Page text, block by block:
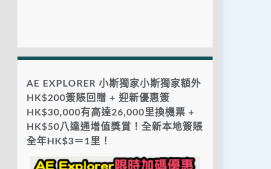
AE EXPLORER 小斯獨家小斯獨家額外
HK$200簽賬回贈 + 迎新優惠簽
HK$30,000有高達26,000里換機票 +
HK$50八達通增值獎賞！全新本地簽賬
全年HK$3＝1里！